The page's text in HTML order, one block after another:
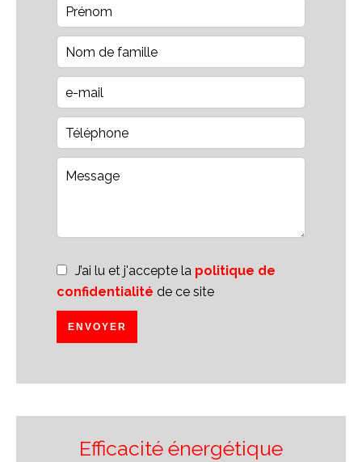
J’ai lu et j'accepte la politique de
confidentialité de ce site
ENVOYER
Efficacité énergétique